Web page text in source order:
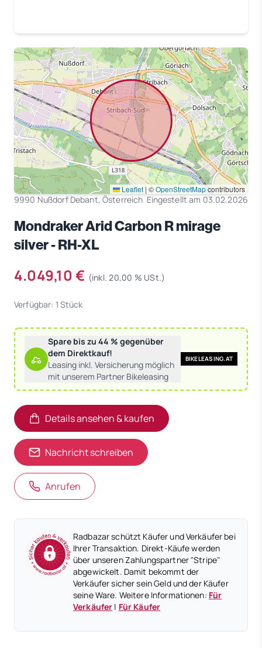
Leaflet | ©OpenStreetMapcontributors
9990 Nußdorf Debant, Österreich Eingestellt am 03.02.2026
Mondraker Arid Carbon R mirage
silver - RH-XL
4.049,10 € (inkl. 20,00 % USt.)
Verfügbar: 1 Stück
Spare bis zu 44 % gegenüber
dem Direktkauf!
Leasing inkl. Versicherung möglich
mit unserem Partner Bikeleasing
BIKELEASING.AT
Details ansehen & kaufen
(öffnet in neuem Tab)
(öffnet in neuem Tab)
Nachricht schreiben
Anrufen
Radbazar schützt Käufer und Verkäufer bei
Ihrer Transaktion. Direkt-Käufe werden
über unseren Zahlungspartner "Stripe"
abgewickelt. Damit bekommt der
Verkäufer sicher sein Geld und der Käufer
seine Ware. Weitere Informationen: Für
Verkäufer | Für Käufer